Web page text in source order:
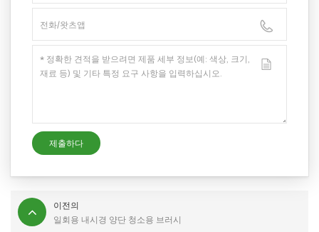
이전의
일회용 내시경 양단 청소용 브러시